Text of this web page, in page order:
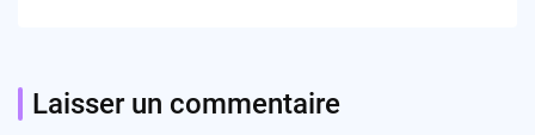
Laisser un commentaire